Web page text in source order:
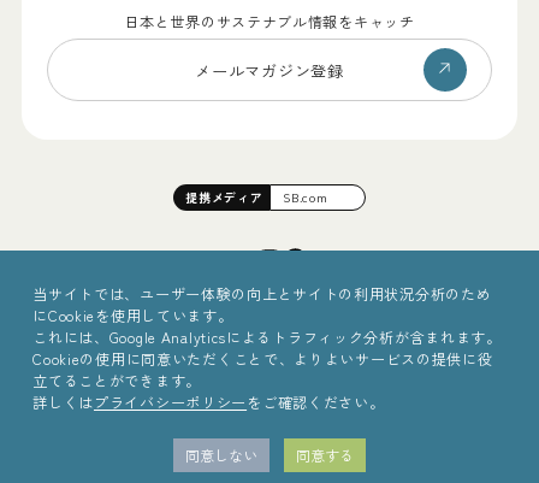
日本と世界のサステナブル情報をキャッチ
メールマガジン登録
©2025 Sinc Inc.
提携メディア SB.com
当サイトでは、ユーザー体験の向上とサイトの利用状況分析のため
にCookieを使用しています。
これには、Google Analyticsによるトラフィック分析が含まれます。
Cookieの使用に同意いただくことで、よりよいサービスの提供に役
立てることができます。
詳しくはプライバシーポリシー をご確認ください。
同意しない 同意する